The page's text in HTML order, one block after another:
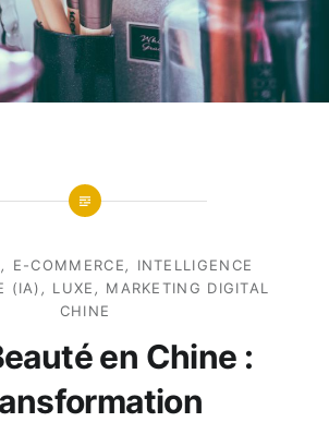
, E-COMMERCE, INTELLIGENCE
(IA) , LUXE , MARKETING DIGITAL
CHINE
en Chine :